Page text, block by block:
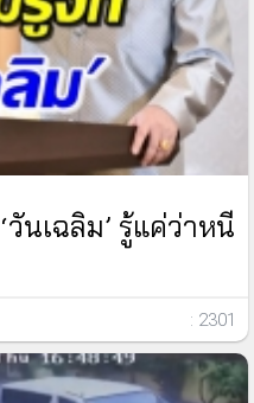
วันเฉลิม’ รู้แค่ว่าหนี
: 2301